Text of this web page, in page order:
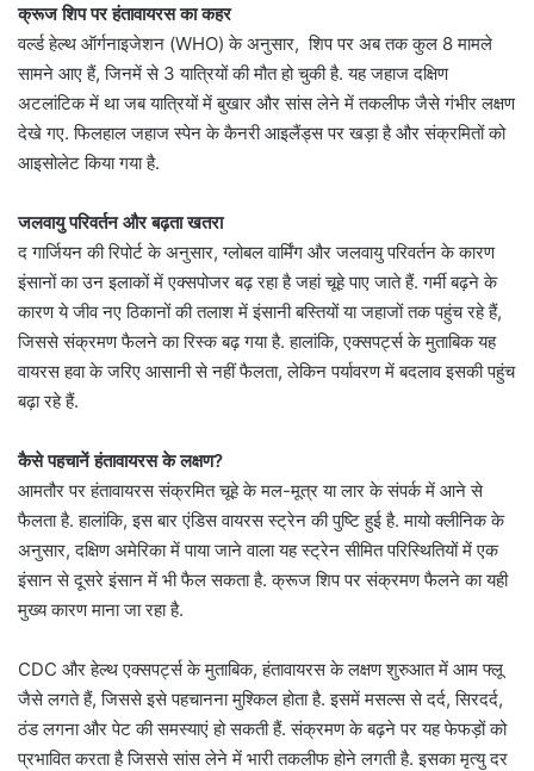
क्रूज शिप पर हंतावायरस का कहर
वर्ल्ड हेल्थ ऑर्गनाइजेशन (WHO) के अनुसार, शिप पर अब तक कुल 8 मामले
सामने आए हैं, जिनमें से 3 यात्रियों की मौत हो चुकी है. यह जहाज दक्षिण
अटलांटिक में था जब यात्रियों में बुखार और सांस लेने में तकलीफ जैसे गंभीर लक्षण
देखे गए. फिलहाल जहाज स्पेन के कैनरी आइलैंड्स पर खड़ा है और संक्रमितों को
आइसोलेट किया गया है.
जलवायु परिवर्तन और बढ़ता खतरा
द गार्जियन की रिपोर्ट के अनुसार, ग्लोबल वार्मिंग और जलवायु परिवर्तन के कारण
इंसानों का उन इलाकों में एक्सपोजर बढ़ रहा है जहां चूहे पाए जाते हैं. गर्मी बढ़ने के
कारण ये जीव नए ठिकानों की तलाश में इंसानी बस्तियों या जहाजों तक पहुंच रहे हैं,
जिससे संक्रमण फैलने का रिस्क बढ़ गया है. हालांकि, एक्सपर्ट्स के मुताबिक यह
वायरस हवा के जरिए आसानी से नहीं फैलता, लेकिन पर्यावरण में बदलाव इसकी पहुंच
बढ़ा रहे हैं.
कैसे पहचानें हंतावायरस के लक्षण?
आमतौर पर हंतावायरस संक्रमित चूहे के मल-मूत्र या लार के संपर्क में आने से
फैलता है. हालांकि, इस बार एंडिस वायरस स्ट्रेन की पुष्टि हुई है. मायो क्लीनिक के
अनुसार, दक्षिण अमेरिका में पाया जाने वाला यह स्ट्रेन सीमित परिस्थितियों में एक
इंसान से दूसरे इंसान में भी फैल सकता है. क्रूज शिप पर संक्रमण फैलने का यही
मुख्य कारण माना जा रहा है.
CDC और हेल्थ एक्सपर्ट्स के मुताबिक, हंतावायरस के लक्षण शुरुआत में आम फ्लू
जैसे लगते हैं, जिससे इसे पहचानना मुश्किल होता है. इसमें मसल्स से दर्द, सिरदर्द,
ठंड लगना और पेट की समस्याएं हो सकती हैं. संक्रमण के बढ़ने पर यह फेफड़ों को
प्रभावित करता है जिससे सांस लेने में भारी तकलीफ होने लगती है. इसका मृत्यु दर